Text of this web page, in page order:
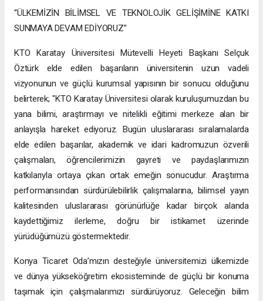
“ÜLKEMİZİN BİLİMSEL VE TEKNOLOJİK GELİŞİMİNE KATKI
SUNMAYA DEVAM EDİYORUZ”
KTO Karatay Üniversitesi Mütevelli Heyeti Başkanı Selçuk
Öztürk elde edilen başarıların üniversitenin uzun vadeli
vizyonunun ve güçlü kurumsal yapısının bir sonucu olduğunu
belirterek; "KTO Karatay Üniversitesi olarak kuruluşumuzdan bu
yana bilimi, araştırmayı ve nitelikli eğitimi merkeze alan bir
anlayışla hareket ediyoruz. Bugün uluslararası sıralamalarda
elde edilen başarılar, akademik ve idari kadromuzun özverili
çalışmaları, öğrencilerimizin gayreti ve paydaşlarımızın
katkılarıyla ortaya çıkan ortak emeğin sonucudur. Araştırma
performansından sürdürülebilirlik çalışmalarına, bilimsel yayın
kalitesinden uluslararası görünürlüğe kadar birçok alanda
kaydettiğimiz ilerleme, doğru bir istikamet üzerinde
yürüdüğümüzü göstermektedir.
Konya Ticaret Oda’mızın desteğiyle üniversitemizi ülkemizde
ve dünya yükseköğretim ekosisteminde de güçlü bir konuma
taşımak için çalışmalarımızı sürdürüyoruz. Geleceğin bilim